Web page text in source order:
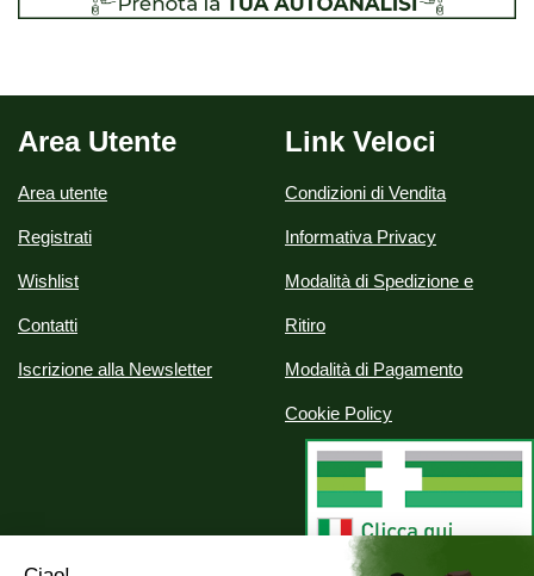
Area Utente
Area utente
Registrati
Wishlist
Contatti
Iscrizione alla Newsletter
Link Veloci
Condizioni di Vendita
Informativa Privacy
Modalità di Spedizione e
Ritiro
Modalità di Pagamento
Cookie Policy